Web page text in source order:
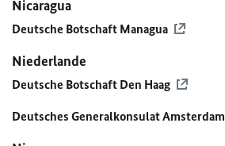
Nicaragua
Deutsche Botschaft Managua
Niederlande
Deutsche Botschaft Den Haag
Deutsches Generalkonsulat Amsterdam